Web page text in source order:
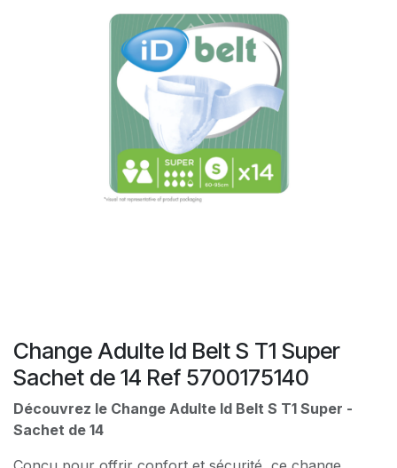
Change Adulte Id Belt S T1 Super
Sachet de 14 Ref 5700175140
Découvrez le Change Adulte Id Belt S T1 Super -
Sachet de 14